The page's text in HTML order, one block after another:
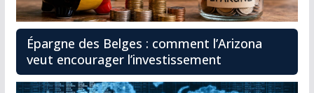
Épargne des Belges : comment l’Arizona
veut encourager l’investissement